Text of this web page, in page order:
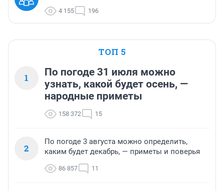
4 155 196
ТОП 5
1
По погоде 31 июля можно
узнать, какой будет осень, —
народные приметы
158 372 15
2
По погоде 3 августа можно определить,
каким будет декабрь, — приметы и поверья
86 857 11